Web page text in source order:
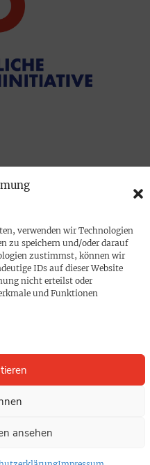
verwenden wir Technologien
zu speichern und/oder darauf
zustimmst, können wir
IDs auf dieser Website
nicht erteilst oder
und Funktionen
ansehen